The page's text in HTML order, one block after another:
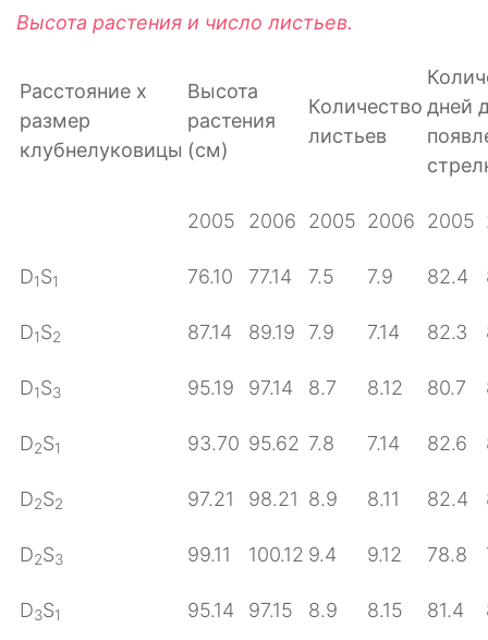
Высота растения и число листьев.
Расстояние х
размер
клубнелуковицы
Высота
растения
(см)
Количество
листьев
дней
2005 2006 2005 2006 2005
D1S1 76.10 77.14 7.5 7.9 82.4
D1S2 87.14 89.19 7.9 7.14 82.3
D1S3 95.19 97.14 8.7 8.12 80.7
D2S1 93.70 95.62 7.8 7.14 82.6
D2S2 97.21 98.21 8.9 8.11 82.4
D2S3 99.11 100.12 9.4 9.12 78.8
D3S1 95.14 97.15 8.9 8.15 81.4